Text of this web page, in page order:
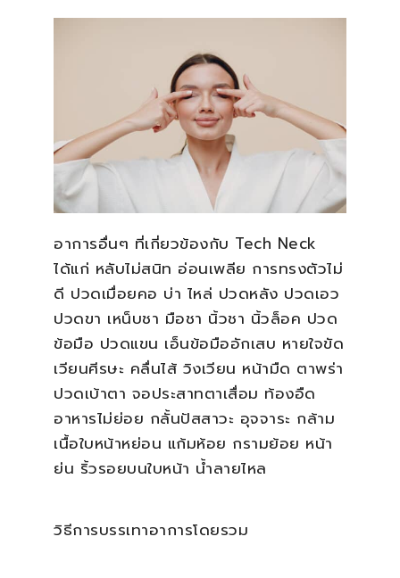
อาการอื่นๆ ที่เกี่ยวข้องกับ Tech Neck
ได้แก่ หลับไม่สนิท อ่อนเพลีย การทรงตัวไม่
ดี ปวดเมื่อยคอ บ่า ไหล่ ปวดหลัง ปวดเอว
ปวดขา เหน็บชา มือชา นิ้วชา นิ้วล็อค ปวด
ข้อมือ ปวดแขน เอ็นข้อมืออักเสบ หายใจขัด
เวียนศีรษะ คลื่นไส้ วิงเวียน หน้ามืด ตาพร่า
ปวดเบ้าตา จอประสาทตาเสื่อม ท้องอืด
อาหารไม่ย่อย กลั้นปัสสาวะ อุจจาระ กล้าม
เนื้อใบหน้าหย่อน แก้มห้อย กรามย้อย หน้า
ย่น ริ้วรอยบนใบหน้า น้ำลายไหล
วิธีการบรรเทาอาการโดยรวม